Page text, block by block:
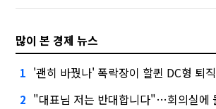
많이 본 경제 뉴스
1 '괜히 바꿨나' 폭락장이 할퀸 DC형 퇴직연
2 "대표님 저는 반대합니다"…회의실에 들